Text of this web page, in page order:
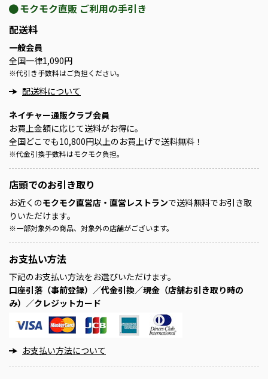
モクモク直販 ご利用の手引き
配送料
一般会員
全国一律1,090円
※代引き手数料はご負担ください。
配送料について
ネイチャー通販クラブ会員
お買上金額に応じて送料がお得に。
全国どこでも10,800円以上のお買上げで送料無料！
※代金引換手数料はモクモク負担。
店頭でのお引き取り
お近くのモクモク直営店・直営レストランで送料無料でお引き取
りいただけます。
※一部対象外の商品、対象外の店舗がございます。
お支払い方法
下記のお支払い方法をお選びいただけます。
口座引落（事前登録）／代金引換／現金（店舗お引き取り時の
み）／クレジットカード
お支払い方法について